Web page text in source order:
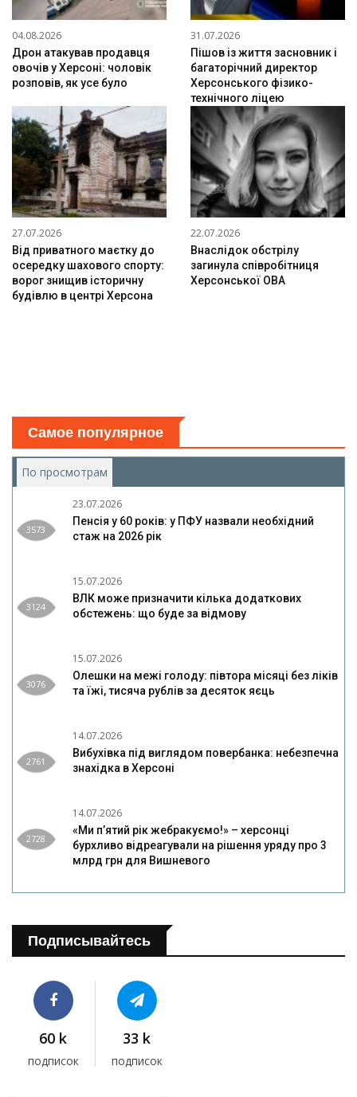
04.08.2026
Дрон атакував продавця
овочів у Херсоні: чоловік
розповів, як усе було
31.07.2026
Пішов із життя засновник і
багаторічний директор
Херсонського фізико-
технічного ліцею
27.07.2026
Від приватного маєтку до
осередку шахового спорту:
ворог знищив історичну
будівлю в центрі Херсона
22.07.2026
Внаслідок обстрілу
загинула співробітниця
Херсонської ОВА
Самое популярное
По просмотрам
3573
23.07.2026
Пенсія у 60 років: у ПФУ назвали необхідний
стаж на 2026 рік
3124
15.07.2026
ВЛК може призначити кілька додаткових
обстежень: що буде за відмову
3076
15.07.2026
Олешки на межі голоду: півтора місяці без ліків
та їжі, тисяча рублів за десяток яєць
2761
14.07.2026
Вибухівка під виглядом повербанка: небезпечна
знахідка в Херсоні
2728
14.07.2026
«Ми п’ятий рік жебракуємо!» – херсонці
бурхливо відреагували на рішення уряду про 3
млрд грн для Вишневого
Подписывайтесь
60 k
подписок
33 k
подписок